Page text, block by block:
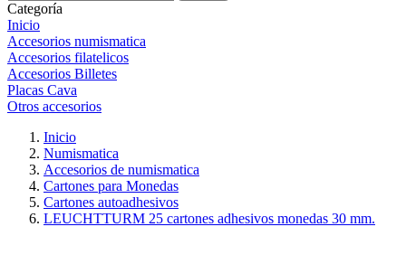
Categoría
Inicio
Accesorios numismatica
Accesorios filatelicos
Accesorios Billetes
Placas Cava
Otros accesorios
Inicio
Numismatica
Accesorios de numismatica
Cartones para Monedas
Cartones autoadhesivos
LEUCHTTURM 25 cartones adhesivos monedas 30 mm.